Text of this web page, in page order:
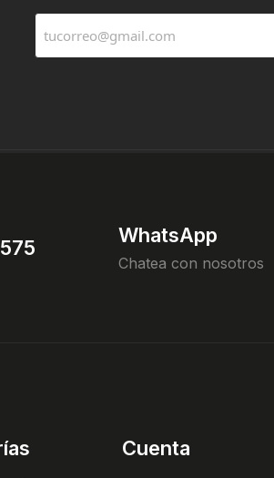
WhatsApp
Chatea con nosotros
Cuenta